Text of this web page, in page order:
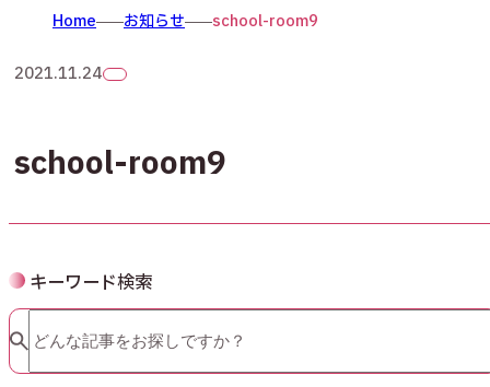
Home お知らせ school-room9
2021.11.24
school-room9
キーワード検索